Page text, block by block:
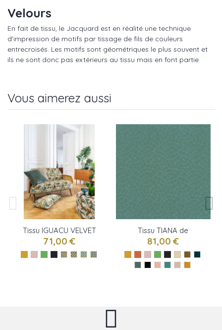
Velours
En fait de tissu, le Jacquard est en réalité une technique
d'impression de motifs par tissage de fils de couleurs
entrecroisés. Les motifs sont géométriques le plus souvent et
ils ne sont donc pas extérieurs au tissu mais en font partie.
Vous aimerez aussi
Tissu IGUACU VELVET
de Camengo
71,00 €
Tissu TIANA de
Camengo
81,00 €